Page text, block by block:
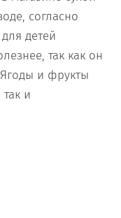
согласно
детей
так как он
и фрукты
и